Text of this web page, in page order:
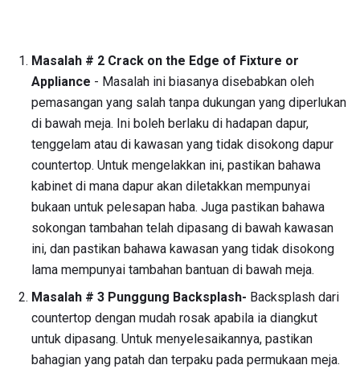
Masalah # 2 Crack on the Edge of Fixture or
Appliance - Masalah ini biasanya disebabkan oleh
pemasangan yang salah tanpa dukungan yang diperlukan
di bawah meja. Ini boleh berlaku di hadapan dapur,
tenggelam atau di kawasan yang tidak disokong dapur
countertop. Untuk mengelakkan ini, pastikan bahawa
kabinet di mana dapur akan diletakkan mempunyai
bukaan untuk pelesapan haba. Juga pastikan bahawa
sokongan tambahan telah dipasang di bawah kawasan
ini, dan pastikan bahawa kawasan yang tidak disokong
lama mempunyai tambahan bantuan di bawah meja.
Masalah # 3 Punggung Backsplash- Backsplash dari
countertop dengan mudah rosak apabila ia diangkut
untuk dipasang. Untuk menyelesaikannya, pastikan
bahagian yang patah dan terpaku pada permukaan meja.